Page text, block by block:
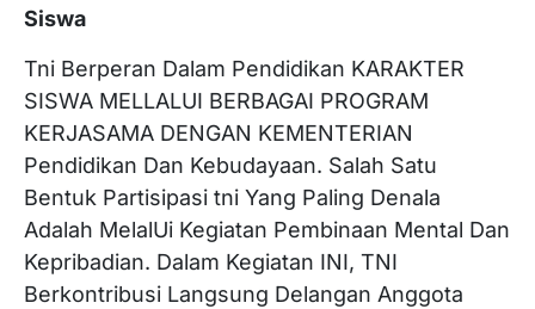
Siswa
Tni Berperan Dalam Pendidikan KARAKTER
SISWA MELLALUI BERBAGAI PROGRAM
KERJASAMA DENGAN KEMENTERIAN
Pendidikan Dan Kebudayaan. Salah Satu
Bentuk Partisipasi tni Yang Paling Denala
Adalah MelalUi Kegiatan Pembinaan Mental Dan
Kepribadian. Dalam Kegiatan INI, TNI
Berkontribusi Langsung Delangan Anggota